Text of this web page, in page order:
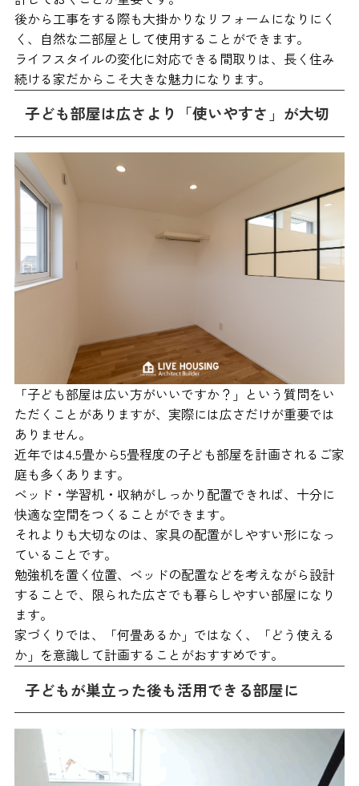
後から工事をする際も大掛かりなリフォームになりにく
く、自然な二部屋として使用することができます。
ライフスタイルの変化に対応できる間取りは、長く住み
続ける家だからこそ大きな魅力になります。
子ども部屋は広さより「使いやすさ」が大切
「子ども部屋は広い方がいいですか？」という質問をい
ただくことがありますが、実際には広さだけが重要では
ありません。
近年では4.5畳から5畳程度の子ども部屋を計画されるご家
庭も多くあります。
ベッド・学習机・収納がしっかり配置できれば、十分に
快適な空間をつくることができます。
それよりも大切なのは、家具の配置がしやすい形になっ
ていることです。
勉強机を置く位置、ベッドの配置などを考えながら設計
することで、限られた広さでも暮らしやすい部屋になり
ます。
家づくりでは、「何畳あるか」ではなく、「どう使える
か」を意識して計画することがおすすめです。
子どもが巣立った後も活用できる部屋に